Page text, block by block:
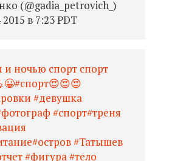
(@gadia_petrovich_)
в 7:23 PDT
ночью спорт спорт
#девушка
#спорт#треня
#Татышев
#фигура #тело